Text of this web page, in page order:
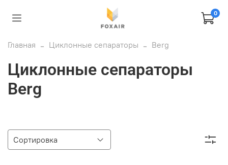
0
Главная Циклонные сепараторы Berg
Циклонные сепараторы
Berg